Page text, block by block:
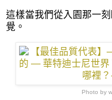
這樣當我們從入園那一
覺。
Photo by